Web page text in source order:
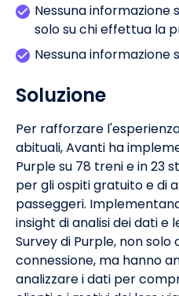
Nessuna informazione
solo su chi effettua la
Nessuna informazione
Soluzione
Per rafforzare
abituali, Avanti ha
Purple su 78 treni e in 23
per gli ospiti gratuito e di
passeggeri.
insight di analisi dei dati e
Survey di Purple, non
connessione, ma hanno
analizzare i dati per